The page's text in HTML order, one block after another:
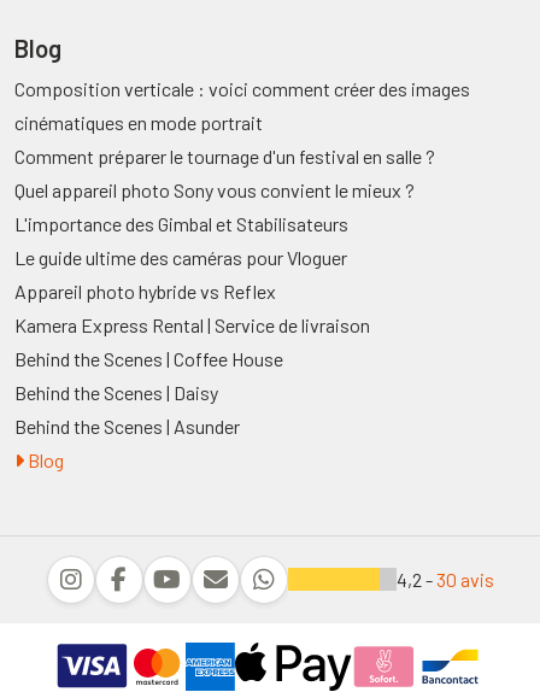
Blog
Composition verticale : voici comment créer des images
cinématiques en mode portrait
Comment préparer le tournage d'un festival en salle ?
Quel appareil photo Sony vous convient le mieux ?
L'importance des Gimbal et Stabilisateurs
Le guide ultime des caméras pour Vloguer
Appareil photo hybride vs Reflex
Kamera Express Rental | Service de livraison
Behind the Scenes | Coffee House
Behind the Scenes | Daisy
Behind the Scenes | Asunder
Blog
4,2 -30 avis